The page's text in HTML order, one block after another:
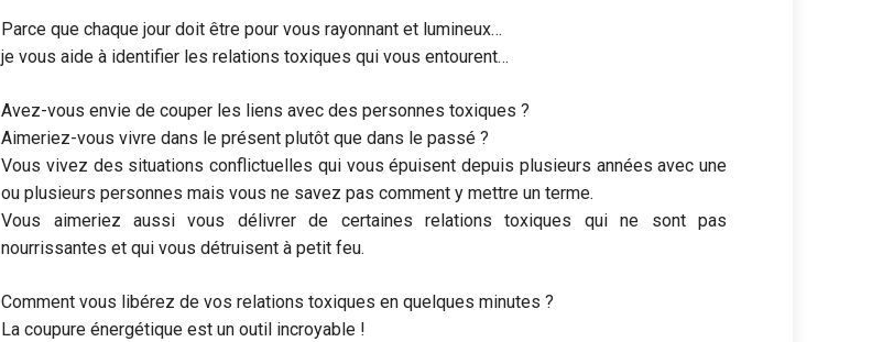
Parce que chaque jour doit être pour vous rayonnant et lumineux…
je vous aide à identifier les relations toxiques qui vous entourent…
Avez-vous envie de couper les liens avec des personnes toxiques ?
Aimeriez-vous vivre dans le présent plutôt que dans le passé ?
Vous vivez des situations conflictuelles qui vous épuisent depuis plusieurs années avec une
ou plusieurs personnes mais vous ne savez pas comment y mettre un terme.
Vous aimeriez aussi vous délivrer de certaines relations toxiques qui ne sont pas
nourrissantes et qui vous détruisent à petit feu.
Comment vous libérez de vos relations toxiques en quelques minutes ?
La coupure énergétique est un outil incroyable !